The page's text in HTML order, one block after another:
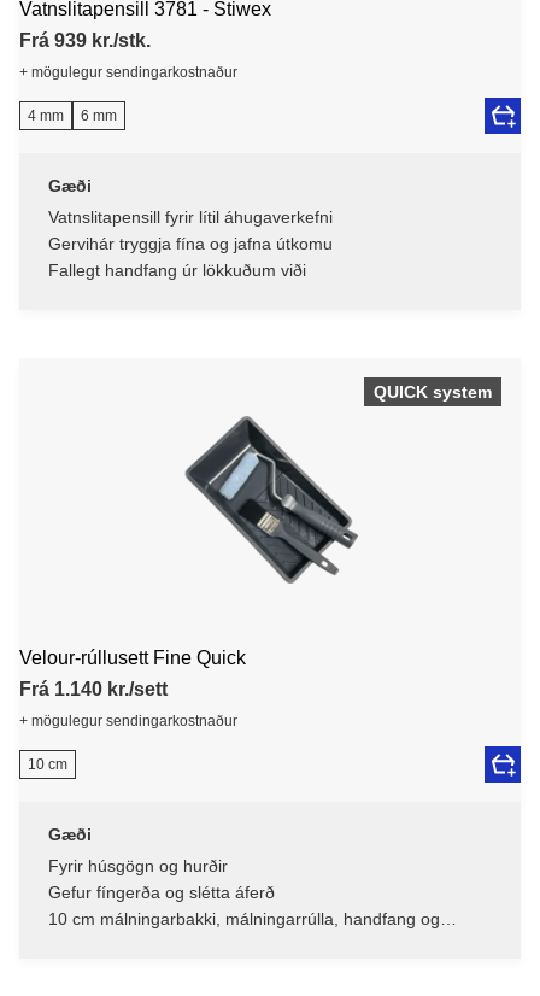
Vatnslitapensill 3781 - Stiwex
Frá 939 kr./stk.
+ mögulegur sendingarkostnaður
4 mm 6 mm
Gæði
Vatnslitapensill fyrir lítil áhugaverkefni
Gervihár tryggja fína og jafna útkomu
Fallegt handfang úr lökkuðum viði
QUICK system
Velour-rúllusett Fine Quick
Frá 1.140 kr./sett
+ mögulegur sendingarkostnaður
10 cm
Gæði
Fyrir húsgögn og hurðir
Gefur fíngerða og slétta áferð
10 cm málningarbakki, málningarrúlla, handfang og